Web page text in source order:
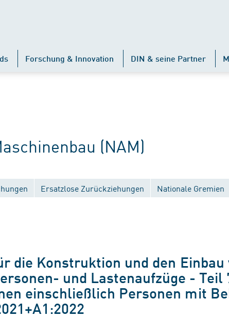
Forschung & Innovation DIN & seine Partner
(NAM)
Ersatzlose Zurückziehungen Nationale Gremien
die Konstruktion und den Einbau
und Lastenaufzüge - Teil
einschließlich Personen mit